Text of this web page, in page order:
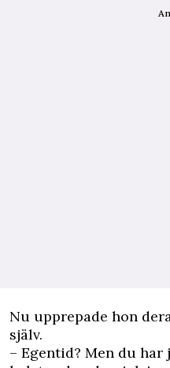
Nu upprepade hon
själv.
– Egentid? Men du